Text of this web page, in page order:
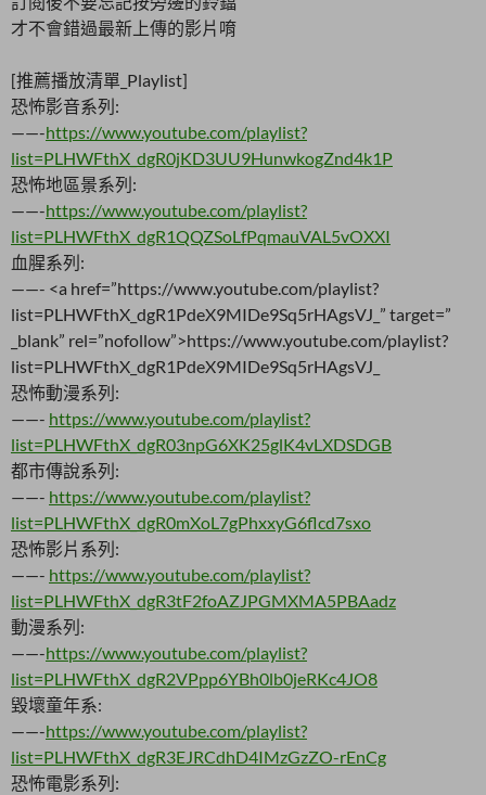
才不會錯過最新上傳的影片唷
[推薦播放清單_Playlist]
恐怖影音系列:
——-https://www.youtube.com/playlist?
list=PLHWFthX_dgR0jKD3UU9HunwkogZnd4k1P
恐怖地區景系列:
——-https://www.youtube.com/playlist?
list=PLHWFthX_dgR1QQZSoLfPqmauVAL5vOXXI
血腥系列:
——- <a href=”https://www.youtube.com/playlist?
list=PLHWFthX_dgR1PdeX9MIDe9Sq5rHAgsVJ_” target=”
_blank” rel=”nofollow”>https://www.youtube.com/playlist?
list=PLHWFthX_dgR1PdeX9MIDe9Sq5rHAgsVJ_
恐怖動漫系列:
——- https://www.youtube.com/playlist?
list=PLHWFthX_dgR03npG6XK25glK4vLXDSDGB
都市傳說系列:
——- https://www.youtube.com/playlist?
list=PLHWFthX_dgR0mXoL7gPhxxyG6flcd7sxo
恐怖影片系列:
——- https://www.youtube.com/playlist?
list=PLHWFthX_dgR3tF2foAZJPGMXMA5PBAadz
動漫系列:
——-https://www.youtube.com/playlist?
list=PLHWFthX_dgR2VPpp6YBh0lb0jeRKc4JO8
毀壞童年系:
——-https://www.youtube.com/playlist?
list=PLHWFthX_dgR3EJRCdhD4IMzGzZO-rEnCg
恐怖電影系列: